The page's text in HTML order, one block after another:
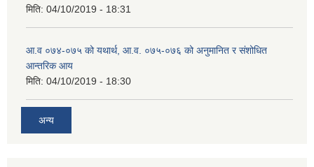
मिति: 04/10/2019 - 18:31
आ.व ०७४-०७५ को यथार्थ, आ.व. ०७५-०७६ को अनुमानित र संशोधित
आन्तरिक आय
मिति: 04/10/2019 - 18:30
अन्य